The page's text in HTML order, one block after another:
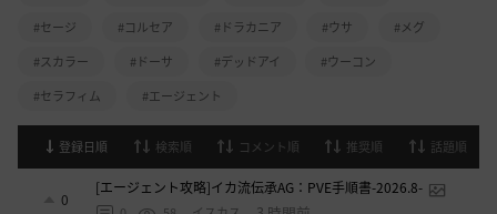
#セージ
#コルセア #ドラカニア #ウサ
#メグ
#スカラー
#ドーサ #デッドアイ
#ウーコン
#セラフィム
#エージェント
登録日順 検索順 コメント順 推奨順 話題順
0
[エージェント攻略]イカ流伝承AG：PVE手順書-2026.8-